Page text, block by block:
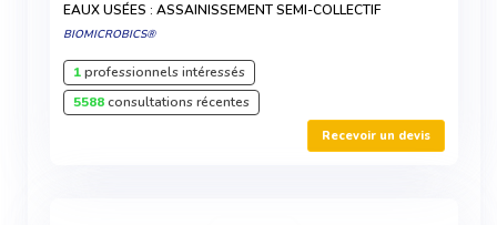
EAUX USÉES : ASSAINISSEMENT SEMI-COLLECTIF
BIOMICROBICS®
1professionnels intéressés
5588consultations récentes
Recevoir un devis